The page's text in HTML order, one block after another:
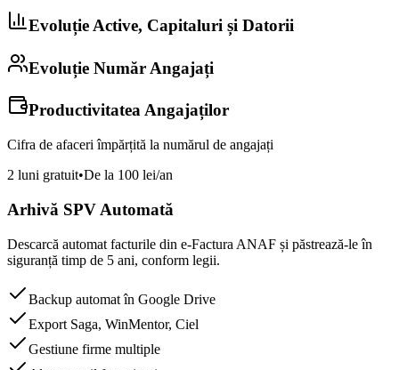
Evoluție Active, Capitaluri și Datorii
Evoluție Număr Angajați
Productivitatea Angajaților
Cifra de afaceri împărțită la numărul de angajați
2 luni gratuit•De la 100 lei/an
Arhivă SPV Automată
Descarcă automat facturile din e-Factura ANAF și păstrează-le în
siguranță timp de 5 ani, conform legii.
Backup automat în Google Drive
Export Saga, WinMentor, Ciel
Gestiune firme multiple